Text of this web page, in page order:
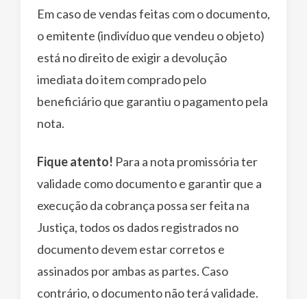
Em caso de vendas feitas com o documento,
o emitente (indivíduo que vendeu o objeto)
está no direito de exigir a devolução
imediata do item comprado pelo
beneficiário que garantiu o pagamento pela
nota.
Fique atento! Para a nota promissória ter
validade como documento e garantir que a
execução da cobrança possa ser feita na
Justiça, todos os dados registrados no
documento devem estar corretos e
assinados por ambas as partes. Caso
contrário, o documento não terá validade.